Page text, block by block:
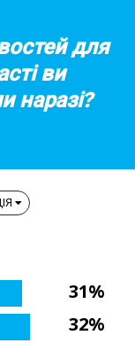
для
ви
наразі?
31%
32%